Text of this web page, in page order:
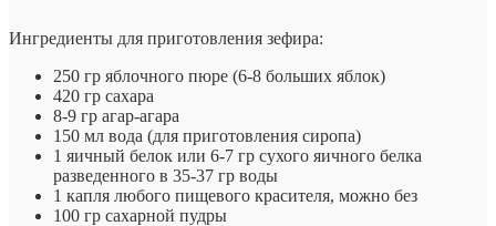
Ингредиенты для приготовления зефира:
250 гр яблочного пюре (6-8 больших яблок)
420 гр сахара
8-9 гр агар-агара
150 мл вода (для приготовления сиропа)
1 яичный белок или 6-7 гр сухого яичного белка
разведенного в 35-37 гр воды
1 капля любого пищевого красителя, можно без
100 гр сахарной пудры